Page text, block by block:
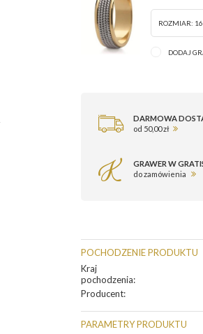
ROZMIAR:
DODAJ
DARMOWA
od 50,00 zł
GRAWER W
do zamówienia
POCHODZENIE PRODUKTU
Kraj
pochodzenia:
Producent:
PARAMETRY PRODUKTU